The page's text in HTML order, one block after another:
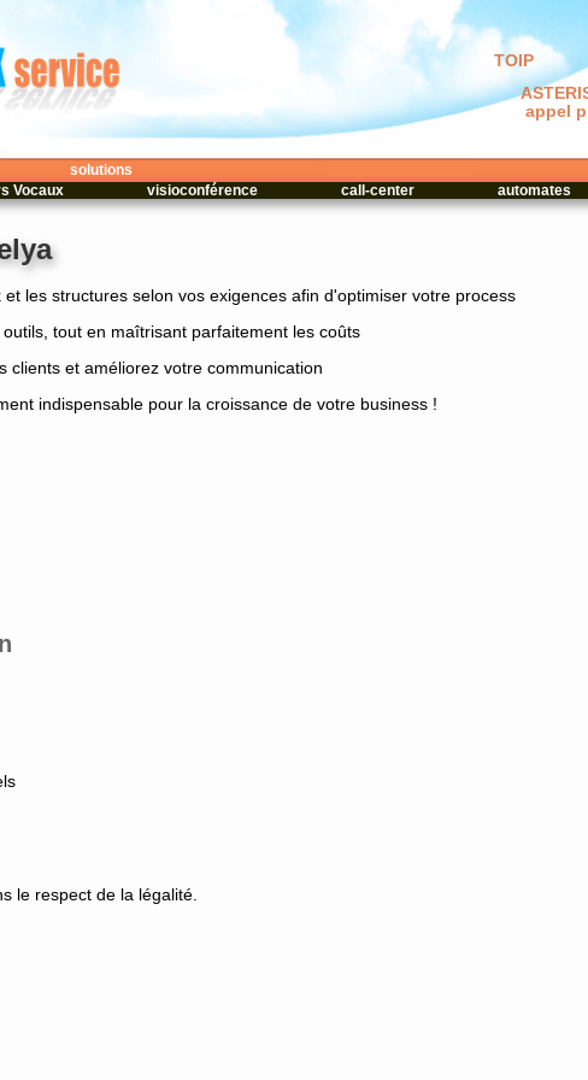
TOIP
appel
solutions
Vocaux visioconférence call-center automates
les structures selon vos exigences afin d'optimiser votre process
tout en maîtrisant parfaitement les coûts
clients et améliorez votre communication
indispensable pour la croissance de votre business !
le respect de la légalité.